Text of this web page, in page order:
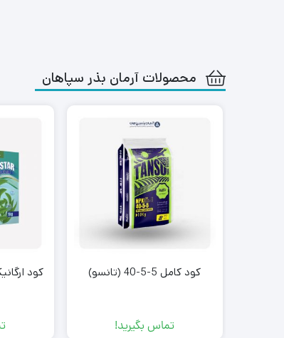
محصولات آرمان بذر سپاهان
کود کامل 5-5-40 (تانسو)
تماس بگیرید!
کود